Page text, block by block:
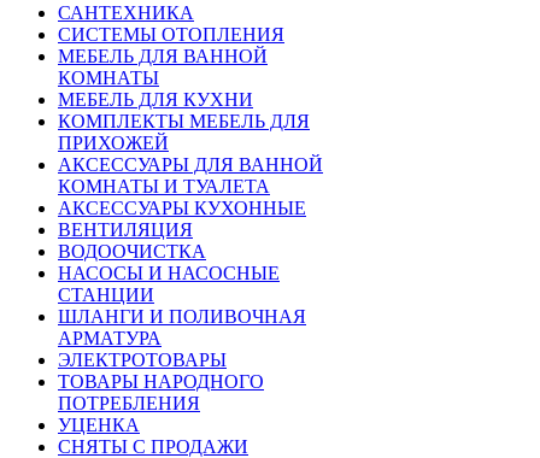
САНТЕХНИКА
СИСТЕМЫ ОТОПЛЕНИЯ
МЕБЕЛЬ ДЛЯ ВАННОЙ
КОМНАТЫ
МЕБЕЛЬ ДЛЯ КУХНИ
КОМПЛЕКТЫ МЕБЕЛЬ ДЛЯ
ПРИХОЖЕЙ
АКСЕССУАРЫ ДЛЯ ВАННОЙ
КОМНАТЫ И ТУАЛЕТА
АКСЕССУАРЫ КУХОННЫЕ
ВЕНТИЛЯЦИЯ
ВОДООЧИСТКА
НАСОСЫ И НАСОСНЫЕ
СТАНЦИИ
ШЛАНГИ И ПОЛИВОЧНАЯ
АРМАТУРА
ЭЛЕКТРОТОВАРЫ
ТОВАРЫ НАРОДНОГО
ПОТРЕБЛЕНИЯ
УЦЕНКА
СНЯТЫ С ПРОДАЖИ